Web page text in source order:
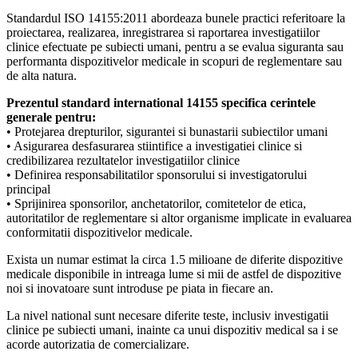
Standardul ISO 14155:2011 abordeaza bunele practici referitoare la
proiectarea, realizarea, inregistrarea si raportarea investigatiilor
clinice efectuate pe subiecti umani, pentru a se evalua siguranta sau
performanta dispozitivelor medicale in scopuri de reglementare sau
de alta natura.
Prezentul standard international 14155 specifica cerintele
generale pentru:
• Protejarea drepturilor, sigurantei si bunastarii subiectilor umani
• Asigurarea desfasurarea stiintifice a investigatiei clinice si
credibilizarea rezultatelor investigatiilor clinice
• Definirea responsabilitatilor sponsorului si investigatorului
principal
• Sprijinirea sponsorilor, anchetatorilor, comitetelor de etica,
autoritatilor de reglementare si altor organisme implicate in evaluarea
conformitatii dispozitivelor medicale.
Exista un numar estimat la circa 1.5 milioane de diferite dispozitive
medicale disponibile in intreaga lume si mii de astfel de dispozitive
noi si inovatoare sunt introduse pe piata in fiecare an.
La nivel national sunt necesare diferite teste, inclusiv investigatii
clinice pe subiecti umani, inainte ca unui dispozitiv medical sa i se
acorde autorizatia de comercializare.